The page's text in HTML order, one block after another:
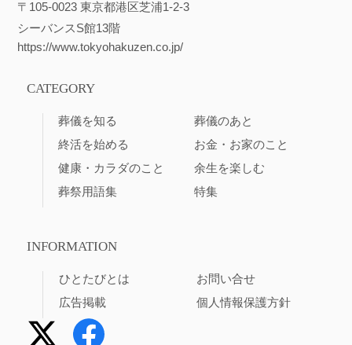
〒105-0023 東京都港区芝浦1-2-3
シーバンスS館13階
https://www.tokyohakuzen.co.jp/
CATEGORY
葬儀を知る
葬儀のあと
終活を始める
お金・お家のこと
健康・カラダのこと
余生を楽しむ
葬祭用語集
特集
INFORMATION
ひとたびとは
お問い合せ
広告掲載
個人情報保護方針